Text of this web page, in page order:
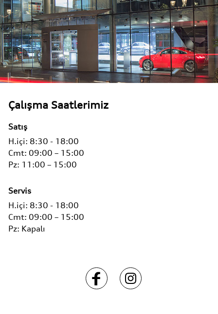
Çalışma Saatlerimiz
Satış
H.içi: 8:30 - 18:00
Cmt: 09:00 – 15:00
Pz: 11:00 – 15:00
Servis
H.içi: 8:30 - 18:00
Cmt: 09:00 – 15:00
Pz: Kapalı